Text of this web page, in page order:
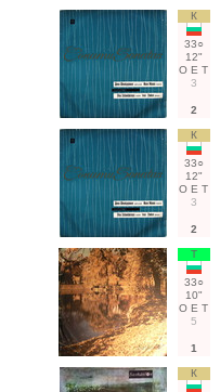
К
33○
12"
О Е Т
3
2
К
33○
12"
О Е Т
3
2
Т
33○
10"
О Е Т
5
1
К